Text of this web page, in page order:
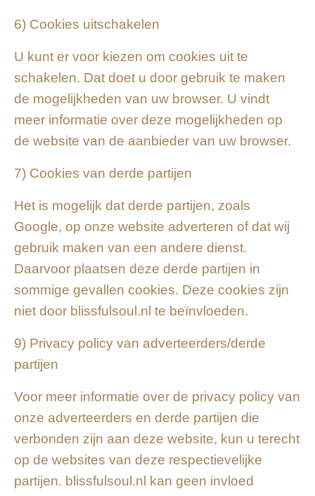
6) Cookies uitschakelen
U kunt er voor kiezen om cookies uit te
schakelen. Dat doet u door gebruik te maken
de mogelijkheden van uw browser. U vindt
meer informatie over deze mogelijkheden op
de website van de aanbieder van uw browser.
7) Cookies van derde partijen
Het is mogelijk dat derde partijen, zoals
Google, op onze website adverteren of dat wij
gebruik maken van een andere dienst.
Daarvoor plaatsen deze derde partijen in
sommige gevallen cookies. Deze cookies zijn
niet door blissfulsoul.nl te beïnvloeden.
9) Privacy policy van adverteerders/derde
partijen
Voor meer informatie over de privacy policy van
onze adverteerders en derde partijen die
verbonden zijn aan deze website, kun u terecht
op de websites van deze respectievelijke
partijen. blissfulsoul.nl kan geen invloed